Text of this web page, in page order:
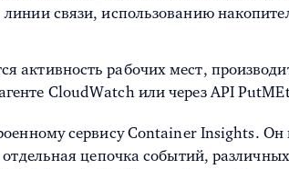
линии связи, использованию
активность рабочих мест,
CloudWatch или через API
сервису Container Insights.
цепочка событий,